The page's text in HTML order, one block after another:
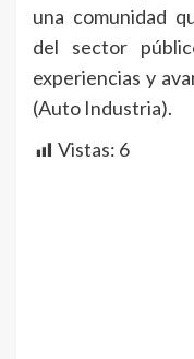
una comunidad
del sector
experiencias y
(Auto Industria).
Vistas: 6